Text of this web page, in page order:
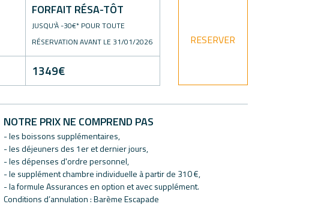
FORFAIT RÉSA-TÔT
JUSQU'À -30€* POUR TOUTE
RÉSERVATION AVANT LE 31/01/2026
1349€
RESERVER
NOTRE PRIX NE COMPREND PAS
- les boissons supplémentaires,
- les déjeuners des 1er et dernier jours,
- les dépenses d'ordre personnel,
- le supplément chambre individuelle à partir de 310 €,
- la formule Assurances en option et avec supplément.
Conditions d’annulation : Barème Escapade